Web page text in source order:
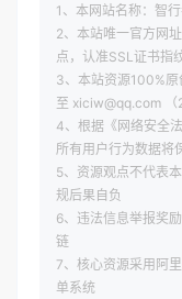
1、本网站名称：智
2、本站唯一官方网
点，认准SSL证书指
3、本站资源100%原
至 xiciw@qq.com （
4、根据《网络安全
所有用户行为数据将
5、资源观点不代表
规后果自负
6、违法信息举报奖
链
7、核心资源采用阿
单系统